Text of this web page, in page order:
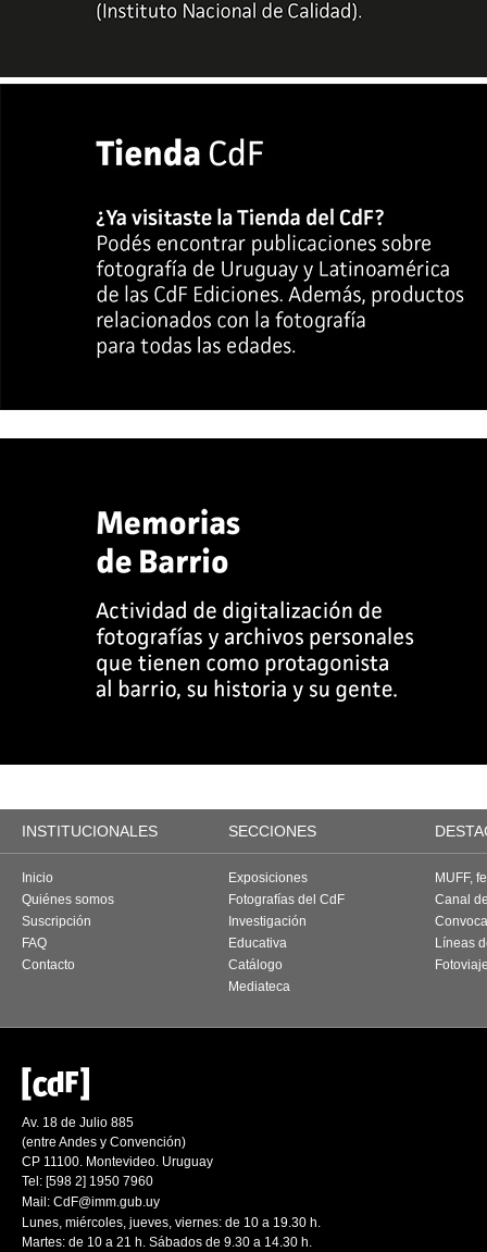
INSTITUCIONALES SECCIONES
Inicio
Quiénes somos
Suscripción
FAQ
Contacto
Exposiciones
Fotografías del CdF
Investigación
Educativa
Catálogo
Mediateca
MUFF,
Canal
Líneas
Av. 18 de Julio 885
(entre Andes y Convención)
CP 11100. Montevideo. Uruguay
Tel: [598 2] 1950 7960
Mail: CdF@imm.gub.uy
Lunes, miércoles, jueves, viernes: de 10 a 19.30 h.
Martes: de 10 a 21 h. Sábados de 9.30 a 14.30 h.